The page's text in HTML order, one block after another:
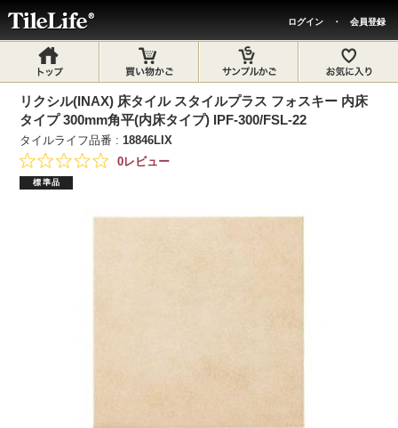
ログイン ・ 会員登録
リクシル(INAX) 床タイル スタイルプラス フォスキー 内床
タイプ 300mm角平(内床タイプ) IPF-300/FSL-22
タイルライフ品番 :18846LIX
0レビュー
標準品